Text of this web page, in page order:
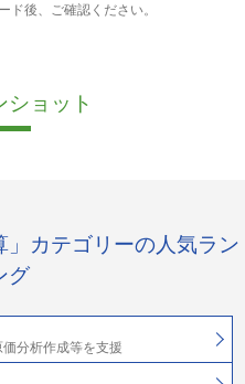
後、ご確認ください。
ショット
」カテゴリーの人気ラン
グ
分析作成等を支援